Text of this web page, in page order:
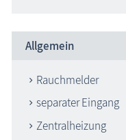
Allgemein
Rauchmelder
separater Eingang
Zentralheizung